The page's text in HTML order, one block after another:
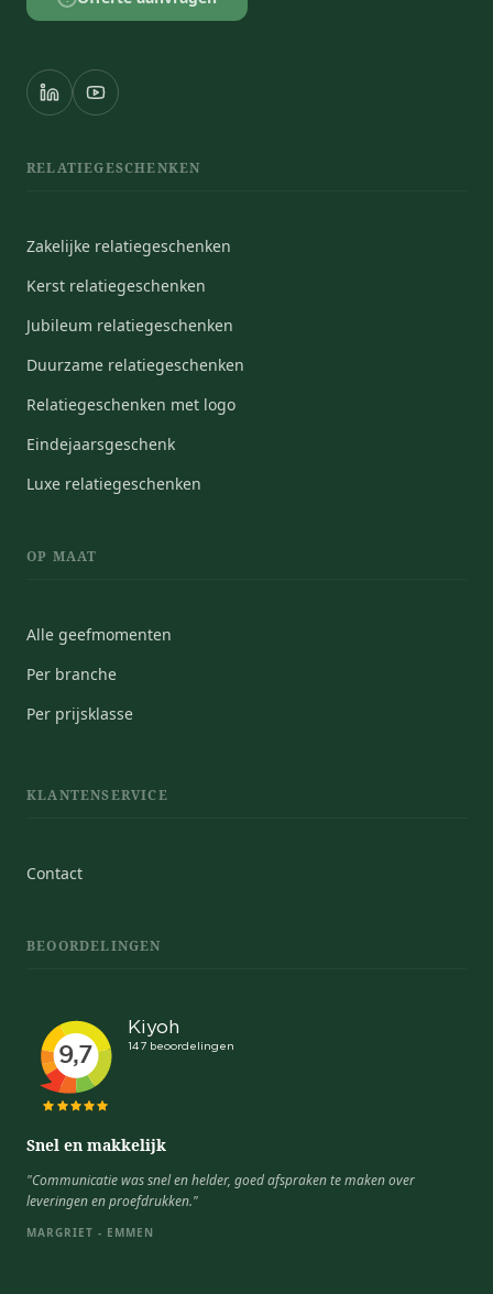
RELATIEGESCHENKEN
Zakelijke relatiegeschenken
Kerst relatiegeschenken
Jubileum relatiegeschenken
Duurzame relatiegeschenken
Relatiegeschenken met logo
Eindejaarsgeschenk
Luxe relatiegeschenken
OP MAAT
Alle geefmomenten
Per branche
Per prijsklasse
KLANTENSERVICE
Contact
BEOORDELINGEN
Snel en makkelijk
"Communicatie was snel en helder, goed afspraken te maken over
leveringen en proefdrukken."
MARGRIET - EMMEN